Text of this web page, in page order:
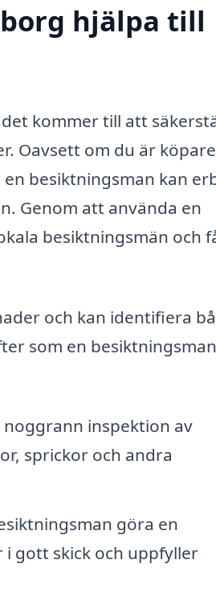
hjälpa till
kommer till att
Oavsett om du är
besiktningsman kan
Genom att använda en
besiktningsmän och
och kan identifiera
som en
inspektion av
sprickor och andra
göra en
gott skick och uppfyller